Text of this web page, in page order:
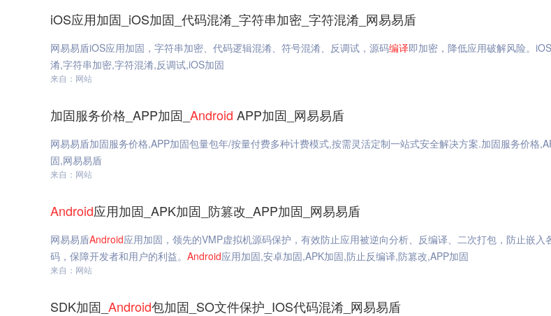
iOS应用加固_iOS加固_代码混淆_字符串加密_字符混淆_网易易盾
网易易盾iOS应用加固，字符串加密、代码逻辑混淆、符号混淆、反调试，源码编译即加密，降低应用破解风险。
淆,字符串加密,字符混淆,反调试,iOS加固
来自：网站
加固服务价格_APP加固_ Android APP加固_网易易盾
网易易盾加固服务价格,APP加固包量包年/按量付费多种计费模式,按需灵活定制一站式安全解决方案.加固服务价格
固,网易易盾
来自：网站
Android应用加固_APK加固_防篡改_APP加固_网易易盾
网易易盾Android应用加固，领先的VMP虚拟机源码保护，有效防止应用被逆向分析、反编译、二次打包，防止嵌入
码，保障开发者和用户的利益。 Android应用加固,安卓加固,APK加固,防止反编译,防篡改,APP加固
来自：网站
SDK加固_ Android包加固_SO文件保护_IOS代码混淆_网易易盾